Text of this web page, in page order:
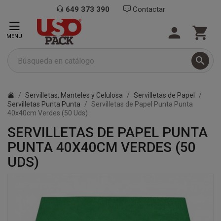
649 373 390 Contactar

 
MENU
Servilletas, Manteles y Celulosa
Servilletas de Papel
Servilletas Punta Punta
Servilletas de Papel Punta Punta
40x40cm Verdes (50 Uds)
SERVILLETAS DE PAPEL PUNTA
PUNTA 40X40CM VERDES (50
UDS)